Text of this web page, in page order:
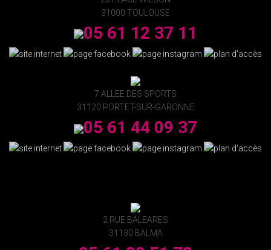
31000 TOULOUSE
05 61 12 37 11
7 ALLEE DES SPORTS
31120 PORTET-SUR-GARONNE
05 61 44 09 37
2 RUE BALEARES
31130 BALMA